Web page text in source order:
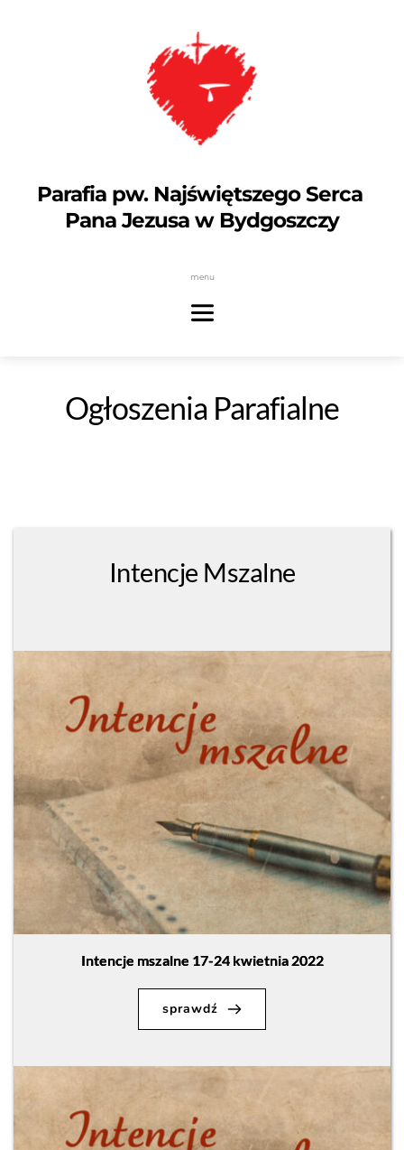
Parafia pw. Najświętszego Serca
Pana Jezusa w Bydgoszczy
menu
Ogłoszenia Parafialne
Intencje Mszalne
Intencje mszalne 17-24 kwietnia 2022
sprawdź